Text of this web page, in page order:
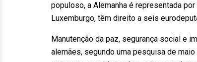
populoso, a Alemanha é representada
Luxemburgo, têm direito a seis
Manutenção da paz, segurança social e
alemães, segundo uma pesquisa de